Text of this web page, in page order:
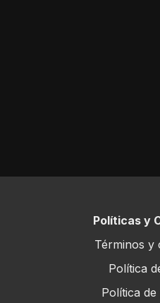
Políticas y
Términos y
Política
Política